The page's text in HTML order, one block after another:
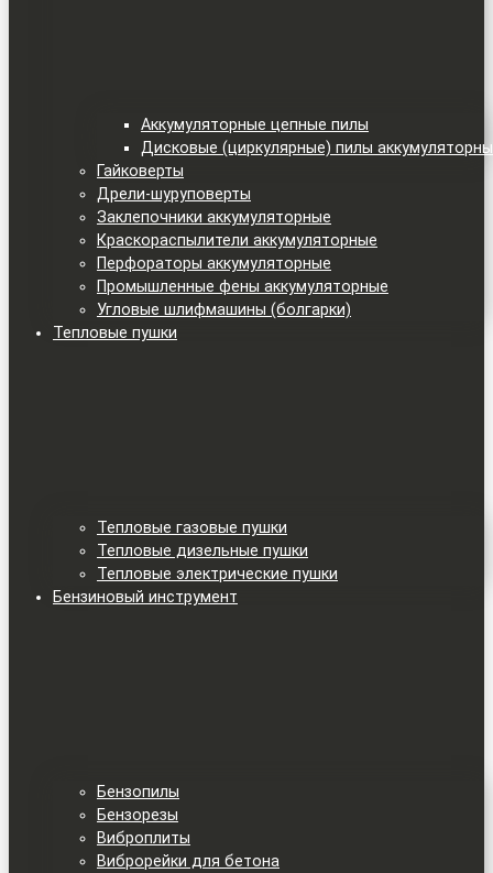
Аккумуляторные цепные пилы
Дисковые (циркулярные) пилы
Гайковерты
Дрели-шуруповерты
Заклепочники аккумуляторные
Краскораспылители аккумуляторные
Перфораторы аккумуляторные
Промышленные фены аккумуляторные
Угловые шлифмашины (болгарки)
Тепловые пушки
Тепловые газовые пушки
Тепловые дизельные пушки
Тепловые электрические пушки
Бензиновый инструмент
Бензопилы
Бензорезы
Виброплиты
Виброрейки для бетона